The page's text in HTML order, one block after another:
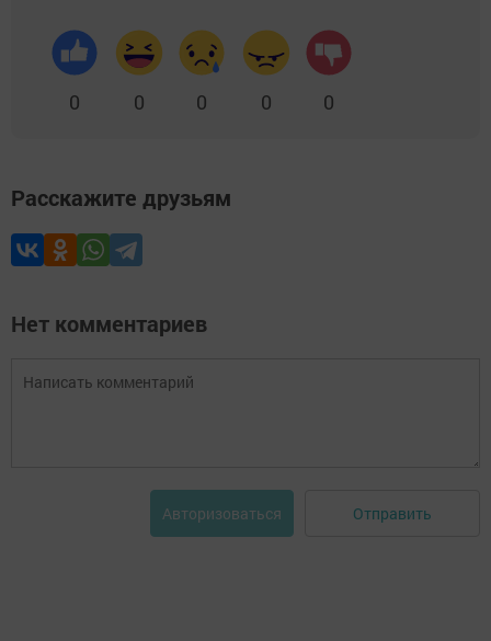
0 0 0 0 0
Расскажите друзьям
Нет комментариев
Авторизоваться Отправить